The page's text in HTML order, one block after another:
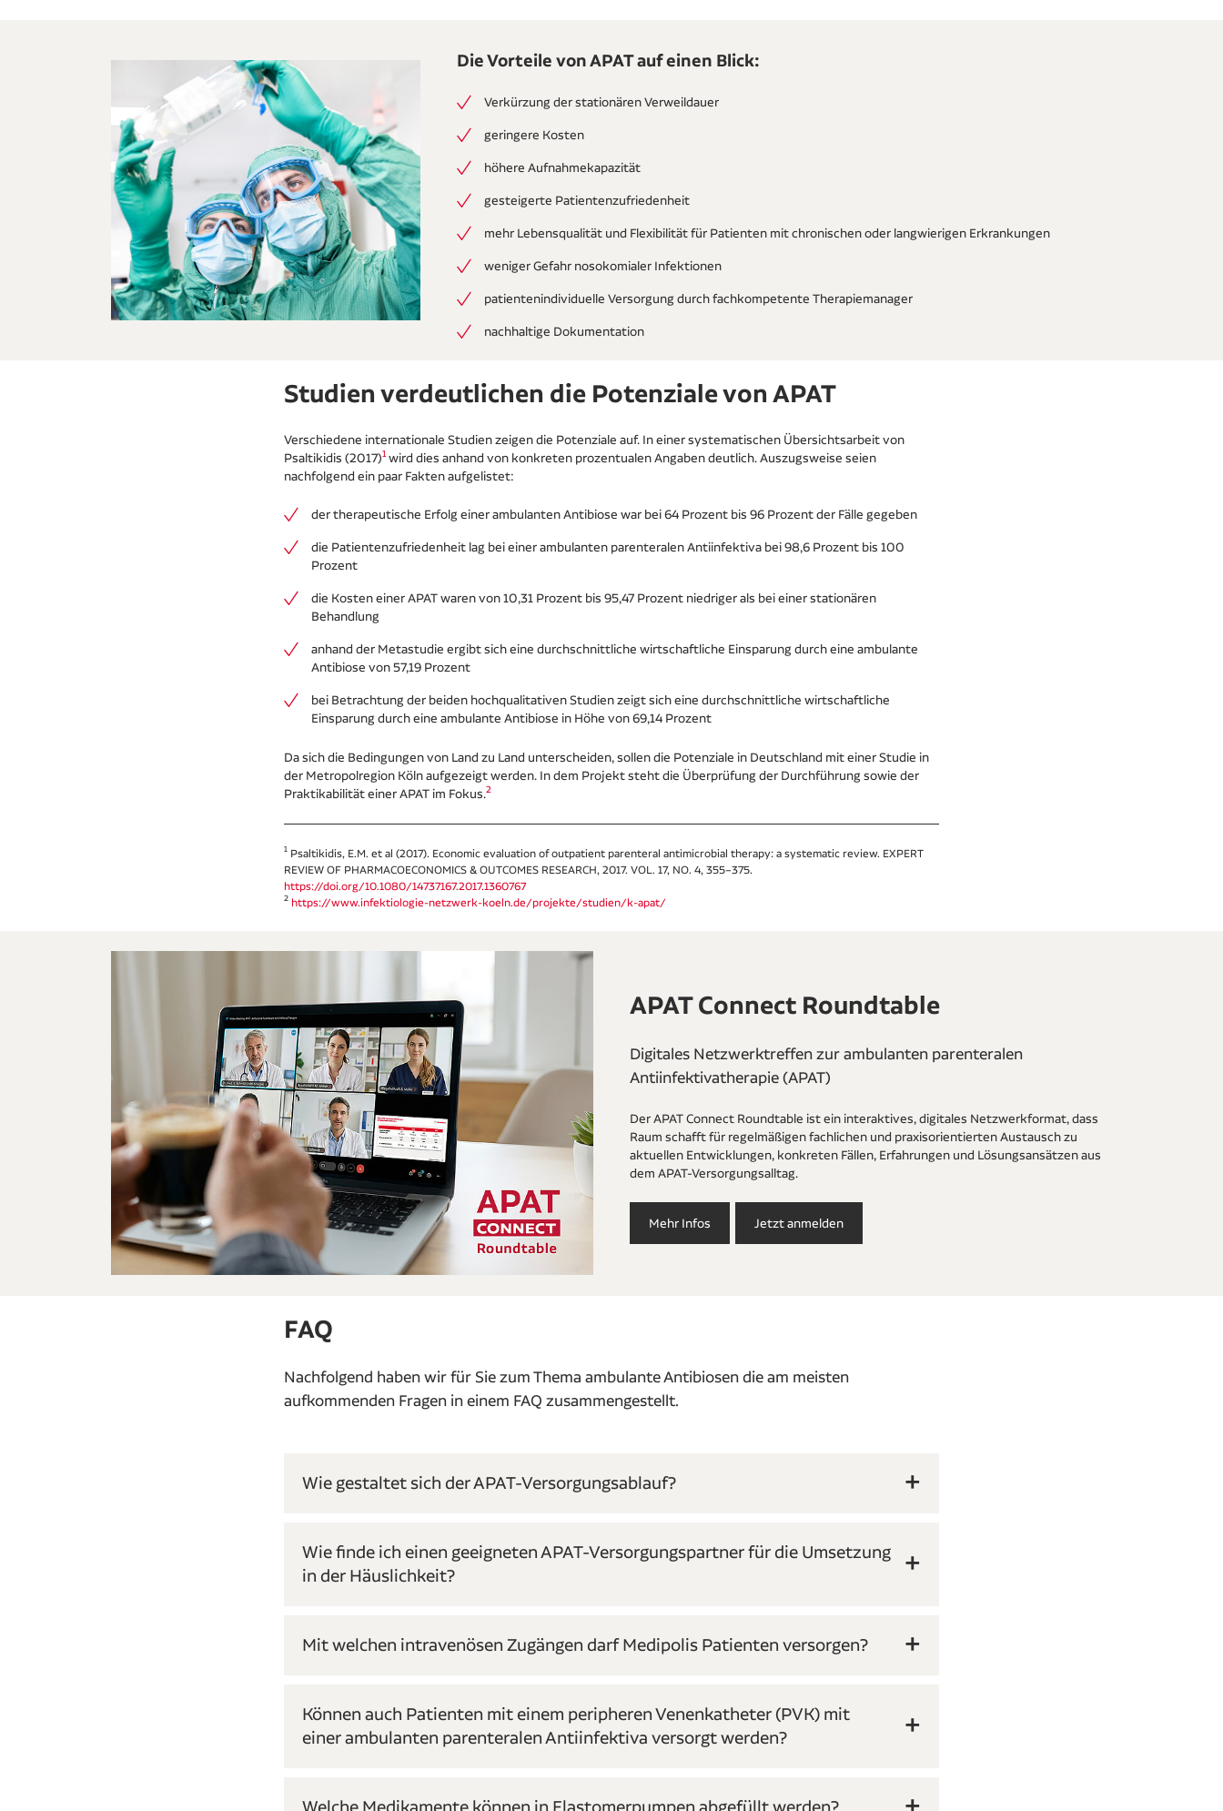
Die Vorteile von APAT auf einen Blick:
Verkürzung der stationären Verweildauer
geringere Kosten
höhere Aufnahmekapazität
gesteigerte Patientenzufriedenheit
mehr Lebensqualität und Flexibilität für Patienten mit chronischen oder langwierigen Erkrankungen
weniger Gefahr nosokomialer Infektionen
patientenindividuelle Versorgung durch fachkompetente Therapiemanager
nachhaltige Dokumentation
Studien verdeutlichen die Potenziale von APAT
Verschiedene internationale Studien zeigen die Potenziale auf. In einer systematischen Übersichtsarbeit von
Psaltikidis (2017)1 wird dies anhand von konkreten prozentualen Angaben deutlich. Auszugsweise seien
nachfolgend ein paar Fakten aufgelistet:
der therapeutische Erfolg einer ambulanten Antibiose war bei 64 Prozent bis 96 Prozent der Fälle gegeben
die Patientenzufriedenheit lag bei einer ambulanten parenteralen Antiinfektiva bei 98,6 Prozent bis 100
Prozent
die Kosten einer APAT waren von 10,31 Prozent bis 95,47 Prozent niedriger als bei einer stationären
Behandlung
anhand der Metastudie ergibt sich eine durchschnittliche wirtschaftliche Einsparung durch eine ambulante
Antibiose von 57,19 Prozent
bei Betrachtung der beiden hochqualitativen Studien zeigt sich eine durchschnittliche wirtschaftliche
Einsparung durch eine ambulante Antibiose in Höhe von 69,14 Prozent
Da sich die Bedingungen von Land zu Land unterscheiden, sollen die Potenziale in Deutschland mit einer Studie in
der Metropolregion Köln aufgezeigt werden. In dem Projekt steht die Überprüfung der Durchführung sowie der
Praktikabilität einer APAT im Fokus.2
1 Psaltikidis, E.M. et al (2017). Economic evaluation of outpatient parenteral antimicrobial therapy: a systematic review. EXPERT
REVIEW OF PHARMACOECONOMICS & OUTCOMES RESEARCH, 2017. VOL. 17, NO. 4, 355–375.
https://doi.org/10.1080/14737167.2017.1360767
2 https://www.infektiologie-netzwerk-koeln.de/projekte/studien/k-apat/
APAT Connect Roundtable
Digitales Netzwerktreffen zur ambulanten parenteralen
Antiinfektivatherapie (APAT)
Der APAT Connect Roundtable ist ein interaktives, digitales Netzwerkformat, dass
Raum schafft für regelmäßigen fachlichen und praxisorientierten Austausch zu
aktuellen Entwicklungen, konkreten Fällen, Erfahrungen und Lösungsansätzen aus
dem APAT-Versorgungsalltag.
Mehr Infos Jetzt anmelden
FAQ
Nachfolgend haben wir für Sie zum Thema ambulante Antibiosen die am meisten
aufkommenden Fragen in einem FAQ zusammengestellt.
Wie gestaltet sich der APAT-Versorgungsablauf?
Wie finde ich einen geeigneten APAT-Versorgungspartner für die Umsetzung
in der Häuslichkeit?
Mit welchen intravenösen Zugängen darf Medipolis Patienten versorgen?
Können auch Patienten mit einem peripheren Venenkatheter (PVK) mit
einer ambulanten parenteralen Antiinfektiva versorgt werden?